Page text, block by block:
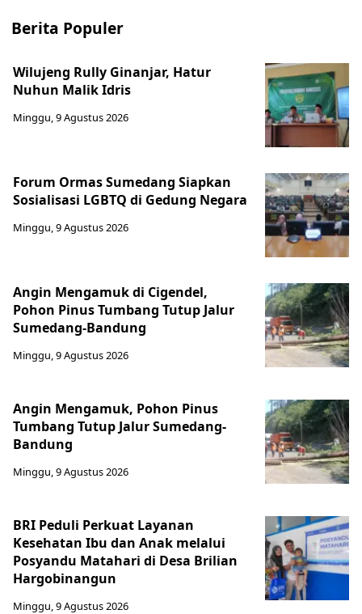
Berita Populer
Wilujeng Rully Ginanjar, Hatur
Nuhun Malik Idris
Minggu, 9 Agustus 2026
Forum Ormas Sumedang Siapkan
Sosialisasi LGBTQ di Gedung Negara
Minggu, 9 Agustus 2026
Angin Mengamuk di Cigendel,
Pohon Pinus Tumbang Tutup Jalur
Sumedang-Bandung
Minggu, 9 Agustus 2026
Angin Mengamuk, Pohon Pinus
Tumbang Tutup Jalur Sumedang-
Bandung
Minggu, 9 Agustus 2026
BRI Peduli Perkuat Layanan
Kesehatan Ibu dan Anak melalui
Posyandu Matahari di Desa Brilian
Hargobinangun
Minggu, 9 Agustus 2026